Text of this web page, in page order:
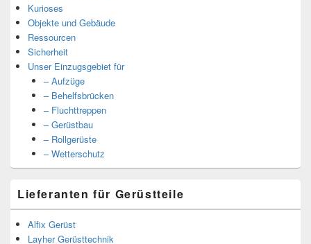
Kurioses
Objekte und Gebäude
Ressourcen
Sicherheit
Unser Einzugsgebiet für
– Aufzüge
– Behelfsbrücken
– Fluchttreppen
– Gerüstbau
– Rollgerüste
– Wetterschutz
Lieferanten für Gerüstteile
Alfix Gerüst
Layher Gerüsttechnik